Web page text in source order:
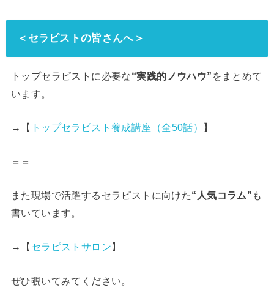
＜セラピストの皆さんへ＞
トップセラピストに必要な“実践的ノウハウ” をまとめて
います。
→【 トップセラピスト養成講座（全50話） 】
＝＝
また現場で活躍するセラピストに向けた“人気コラム” も
書いています。
→【 セラピストサロン】
ぜひ覗いてみてください。